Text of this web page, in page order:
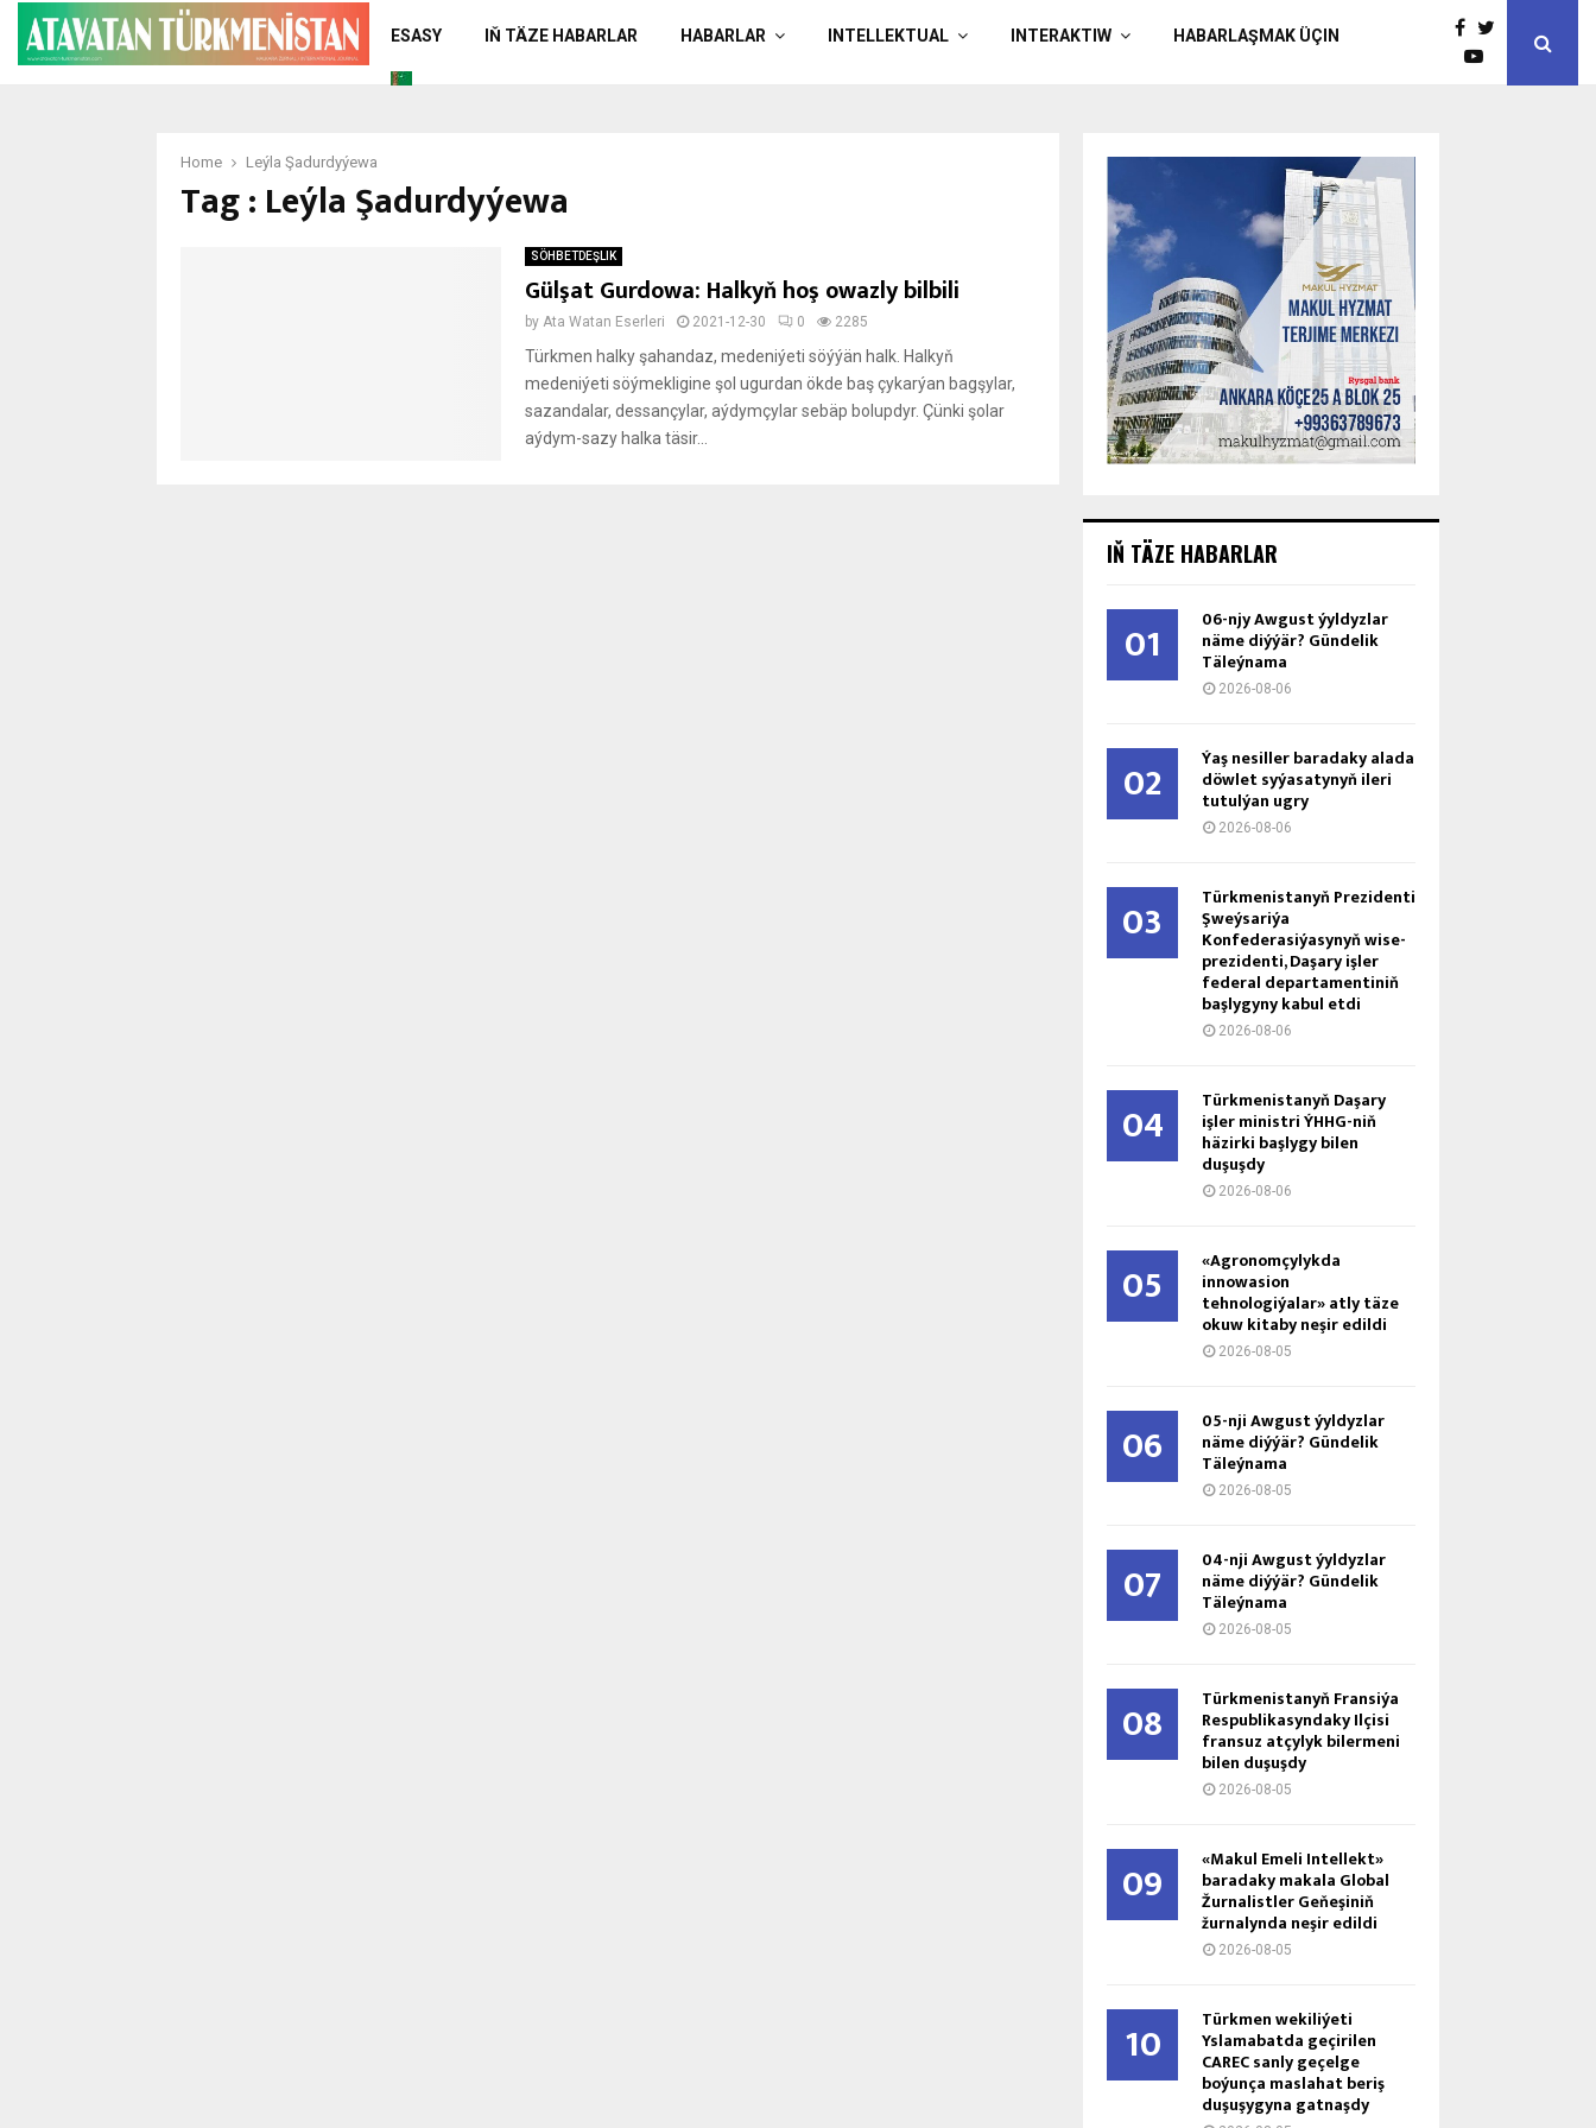
ESASY IŇ TÄZE HABARLAR HABARLAR INTELLEKTUAL INTERAKTIW HABARLAŞMAK ÜÇIN
Home Leýla Şadurdyýewa
Tag : Leýla Şadurdyýewa
SÖHBETDEŞLIK
Gülşat Gurdowa: Halkyň hoş owazly bilbili
by Ata Watan Eserleri 2021-12-30 0 2285
Türkmen halky şahandaz, medeniýeti söýýän halk. Halkyň
medeniýeti söýmekligine şol ugurdan ökde baş çykarýan bagşylar,
sazandalar, dessançylar, aýdymçylar sebäp bolupdyr. Çünki şolar
aýdym-sazy halka täsir...
IŇ TÄZE HABARLAR
01 06-njy Awgust ýyldyzlar
näme diýýär? Gündelik
Täleýnama
2026-08-06
02 Ýaş ne­sil­ler ba­ra­da­ky ala­da
döw­let sy­ýa­sa­ty­nyň ile­ri
tu­tul­ýan ug­ry
2026-08-06
03 Türkmenistanyň Prezidenti
Şweýsariýa
Konfederasiýasynyň wise-
prezidenti, Daşary işler
federal departamentiniň
başlygyny kabul etdi
2026-08-06
04 Türkmenistanyň Daşary
işler ministri ÝHHG-niň
häzirki başlygy bilen
duşuşdy
2026-08-06
05 «Agronomçylykda
innowasion
tehnologiýalar» atly täze
okuw kitaby neşir edildi
2026-08-05
06 05-nji Awgust ýyldyzlar
näme diýýär? Gündelik
Täleýnama
2026-08-05
07 04-nji Awgust ýyldyzlar
näme diýýär? Gündelik
Täleýnama
2026-08-05
08 Türkmenistanyň Fransiýa
Respublikasyndaky Ilçisi
fransuz atçylyk bilermeni
bilen duşuşdy
2026-08-05
09 «Makul Emeli Intellekt»
baradaky makala Global
Žurnalistler Geňeşiniň
žurnalynda neşir edildi
2026-08-05
10 Türkmen wekiliýeti
Yslamabatda geçirilen
CAREC sanly geçelge
boýunça maslahat beriş
duşuşygyna gatnaşdy